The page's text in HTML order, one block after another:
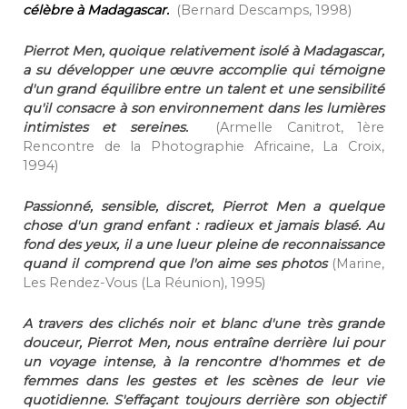
célèbre à Madagascar. (Bernard Descamps, 1998)
Pierrot Men, quoique relativement isolé à Madagascar,
a su développer une œuvre accomplie qui témoigne
d'un grand équilibre entre un talent et une sensibilité
qu'il consacre à son environnement dans les lumières
intimistes et sereines. (Armelle Canitrot, 1ère
Rencontre de la Photographie Africaine, La Croix,
1994)
Passionné, sensible, discret, Pierrot Men a quelque
chose d'un grand enfant : radieux et jamais blasé. Au
fond des yeux, il a une lueur pleine de reconnaissance
quand il comprend que l'on aime ses photos (Marine,
Les Rendez-Vous (La Réunion), 1995)
A travers des clichés noir et blanc d'une très grande
douceur, Pierrot Men, nous entraîne derrière lui pour
un voyage intense, à la rencontre d'hommes et de
femmes dans les gestes et les scènes de leur vie
quotidienne. S'effaçant toujours derrière son objectif